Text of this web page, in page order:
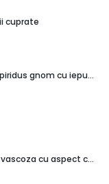
cuprate
Magnet frigider cu clema spiridus gnom cu iepuras si cadouri
Esarfa dreptunghiulara din vascoza cu aspect creponat, verde turcoaz